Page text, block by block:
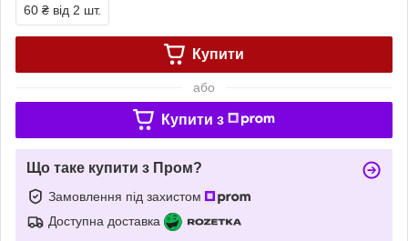
60 ₴ від 2 шт.
Купити
або
Купити з
Що таке купити з Пром?
Замовлення під захистом
Доступна доставка